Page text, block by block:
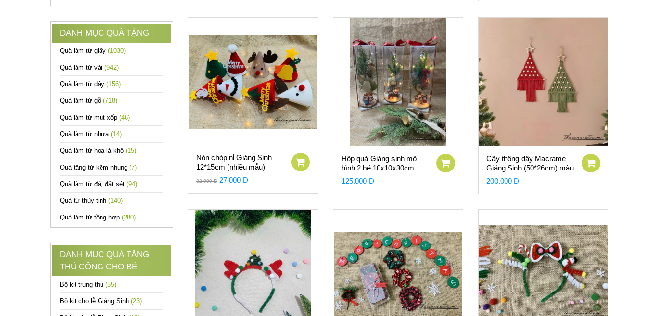
DANH MỤC QUÀ TẶNG
Quà làm từ giấy (1030)
Quà làm từ vải (942)
Quà làm từ dây (156)
Quà làm từ gỗ (718)
Quà làm từ mút xốp (46)
Quà làm từ nhựa (14)
Quà làm từ hoa lá khô (15)
Quà tặng từ kẽm nhung (7)
Quà làm từ đá, đất sét (94)
Quà từ thủy tinh (140)
Quà làm từ tồng hợp (280)
DANH MỤC QUÀ TẶNG
THỦ CÔNG CHO BÉ
Bộ kit trung thu (55)
Bộ kit cho lễ Giáng Sinh (23)
Nón chóp nỉ Giáng Sinh
12*15cm (nhiều mẫu)
32.000 Đ 27.000 Đ
Hộp quà Giáng sinh mô
hình 2 bé 10x10x30cm
125.000 Đ
Cây thông dây Macrame
Giáng Sinh (50*26cm) màu
xanh lá
200.000 Đ